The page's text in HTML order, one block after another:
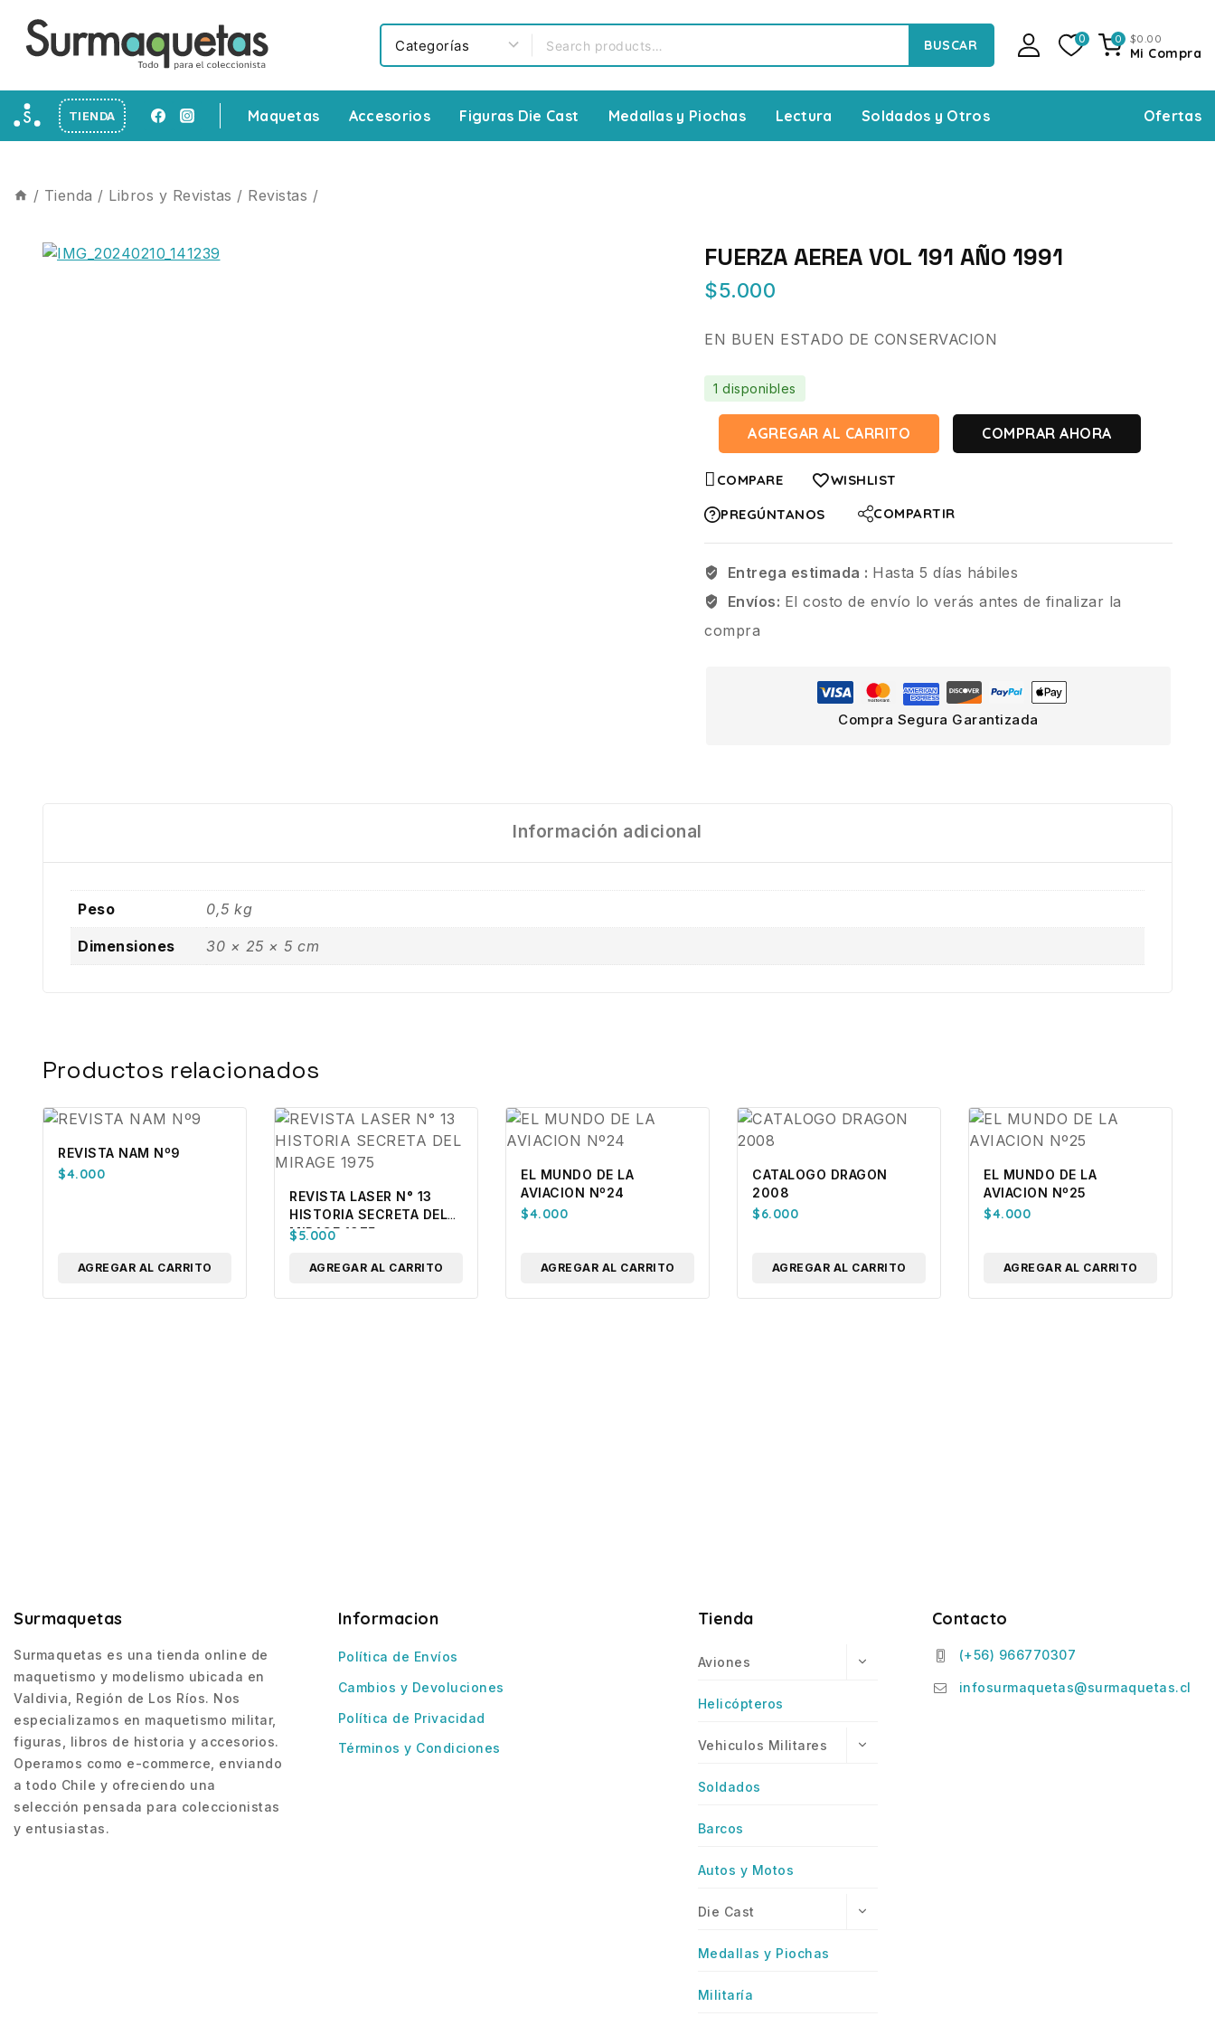
BUSCAR 0 0 $0 .00
Mi Compra
TIENDA Maquetas Accesorios Figuras Die Cast Medallas y Piochas Lectura Soldados y Otros Ofertas
/ Tienda / Libros y Revistas / Revistas /
FUERZA AEREA VOL 191 AÑO 1991
$5.000
EN BUEN ESTADO DE CONSERVACION
1 disponibles
AGREGAR AL CARRITO COMPRAR AHORA
COMPARE
WISHLIST
PREGÚNTANOS
COMPARTIR
Entrega estimada : Hasta 5 días hábiles
Envíos: El costo de envío lo verás antes de finalizar la
compra
Compra Segura Garantizada
Información adicional
Peso 0,5 kg
Dimensiones 30 × 25 × 5 cm
Productos relacionados
REVISTA NAM Nº9
$4.000
AGREGAR AL CARRITO
REVISTA LASER N° 13
HISTORIA SECRETA DEL
MIRAGE 1975
$5.000
AGREGAR AL CARRITO
EL MUNDO DE LA
AVIACION Nº24
$4.000
AGREGAR AL CARRITO
CATALOGO DRAGON
2008
$6.000
AGREGAR AL CARRITO
EL MUNDO DE LA
AVIACION Nº25
$4.000
AGREGAR AL CARRITO
Surmaquetas
Surmaquetas es una tienda online de
maquetismo y modelismo ubicada en
Valdivia, Región de Los Ríos. Nos
especializamos en maquetismo militar,
figuras, libros de historia y accesorios.
Operamos como e-commerce, enviando
a todo Chile y ofreciendo una
selección pensada para coleccionistas
y entusiastas.
Informacion
Política de Envíos
Cambios y Devoluciones
Política de Privacidad
Términos y Condiciones
Tienda
Aviones
Helicópteros
Vehiculos Militares
Soldados
Barcos
Autos y Motos
Die Cast
Medallas y Piochas
Militaría
Contacto
(+56) 966770307
infosurmaquetas@surmaquetas.cl